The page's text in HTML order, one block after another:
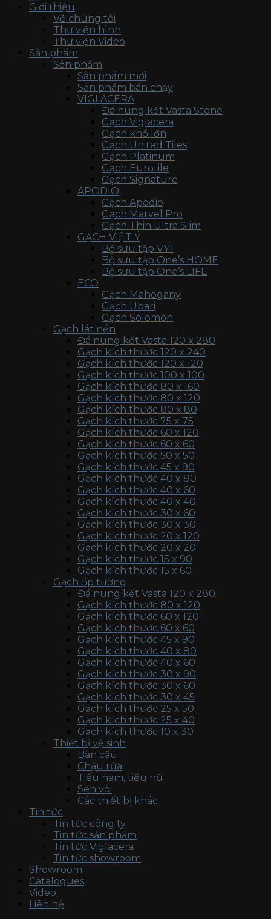
Giới thiệu
Về chúng tôi
Thư viện hình
Thư viện Video
Sản phẩm
Sản phẩm
Sản phẩm mới
Sản phẩm bán chạy
VIGLACERA
Đá nung kết Vasta Stone
Gạch Viglacera
Gạch khổ lớn
Gạch United Tiles
Gạch Platinum
Gạch Eurotile
Gạch Signature
APODIO
Gạch Apodio
Gạch Marvel Pro
Gạch Thin Ultra Slim
GẠCH VIỆT Ý
Bộ sưu tập VY1
Bộ sưu tập One’s HOME
Bộ sưu tập One’s LIFE
ECO
Gạch Mahogany
Gạch Ubari
Gạch Solomon
Gạch lát nền
Đá nung kết Vasta 120 x 280
Gạch kích thước 120 x 240
Gạch kích thước 120 x 120
Gạch kích thước 100 x 100
Gạch kích thước 80 x 160
Gạch kích thước 80 x 120
Gạch kích thước 80 x 80
Gạch kích thước 75 x 75
Gạch kích thước 60 x 120
Gạch kích thước 60 x 60
Gạch kích thước 50 x 50
Gạch kích thước 45 x 90
Gạch kích thước 40 x 80
Gạch kích thước 40 x 60
Gạch kích thước 40 x 40
Gạch kích thước 30 x 60
Gạch kích thước 30 x 30
Gạch kích thước 20 x 120
Gạch kích thước 20 x 20
Gạch kích thước 15 x 90
Gạch kích thước 15 x 60
Gạch ốp tường
Đá nung kết Vasta 120 x 280
Gạch kích thước 80 x 120
Gạch kích thước 60 x 120
Gạch kích thước 60 x 60
Gạch kích thước 45 x 90
Gạch kích thước 40 x 80
Gạch kích thước 40 x 60
Gạch kích thước 30 x 90
Gạch kích thước 30 x 60
Gạch kích thước 30 x 45
Gạch kích thước 25 x 50
Gạch kích thước 25 x 40
Gạch kích thước 10 x 30
Thiết bị vệ sinh
Bàn cầu
Chậu rửa
Tiểu nam, tiểu nữ
Sen vòi
Các thiết bị khác
Tin tức
Tin tức công ty
Tin tức sản phẩm
Tin tức Viglacera
Tin tức showroom
Showroom
Catalogues
Video
Liên hệ